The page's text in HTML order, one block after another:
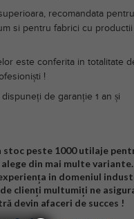
recomandata
si pentru fabrici cu productii
este conferita in totalitate
!
de garanție 1 an și
stoc peste 1000 utilaje
din mai multe variante.
in domeniul
clienți multumiți ne
devin afaceri de succes !